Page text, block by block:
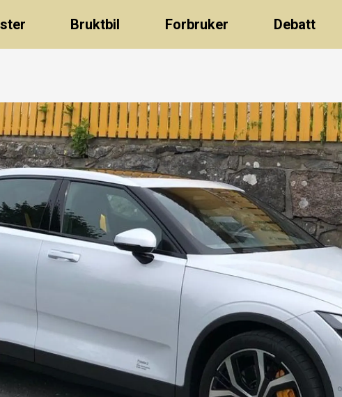
Bruktbil Forbruker Debatt